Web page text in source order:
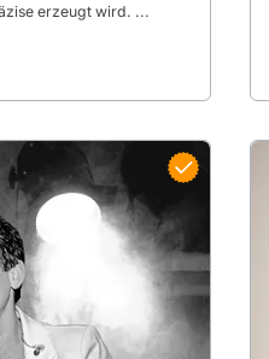
erzeugt wird. ...